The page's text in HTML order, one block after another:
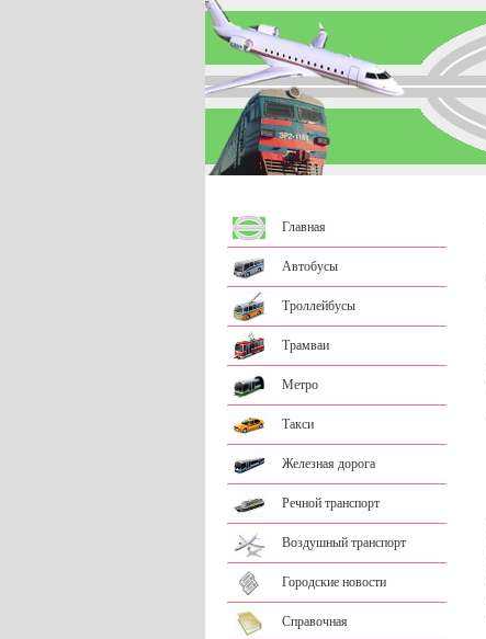
Главная
Автобусы
Троллейбусы
Трамваи
Метро
Такси
Железная дорога
Речной транспорт
Воздушный транспорт
Городские новости
Справочная